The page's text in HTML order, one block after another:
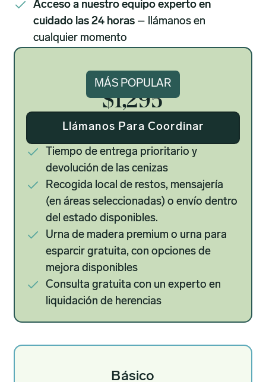
Acceso a nuestro equipo experto en
cuidado las 24 horas – llámanos en
cualquier momento
MÁS POPULAR
Signatura
$1,295
Llámanos Para Coordinar
Tiempo de entrega prioritario y
devolución de las cenizas
Recogida local de restos, mensajería
(en áreas seleccionadas) o envío dentro
del estado disponibles.
Urna de madera premium o urna para
esparcir gratuita, con opciones de
mejora disponibles
Consulta gratuita con un experto en
liquidación de herencias
Básico